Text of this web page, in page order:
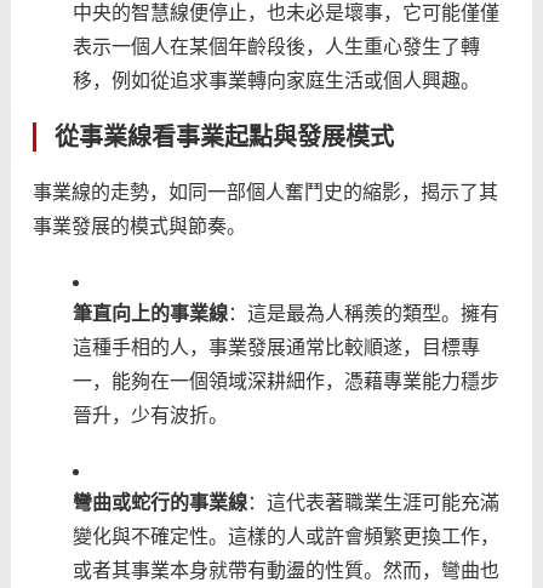
中央的智慧線便停止，也未必是壞事，它可能僅僅
表示一個人在某個年齡段後，人生重心發生了轉
移，例如從追求事業轉向家庭生活或個人興趣。
從事業線看事業起點與發展模式
事業線的走勢，如同一部個人奮鬥史的縮影，揭示了其
事業發展的模式與節奏。
筆直向上的事業線：這是最為人稱羨的類型。擁有
這種手相的人，事業發展通常比較順遂，目標專
一，能夠在一個領域深耕細作，憑藉專業能力穩步
晉升，少有波折。
彎曲或蛇行的事業線：這代表著職業生涯可能充滿
變化與不確定性。這樣的人或許會頻繁更換工作，
或者其事業本身就帶有動盪的性質。然而，彎曲也